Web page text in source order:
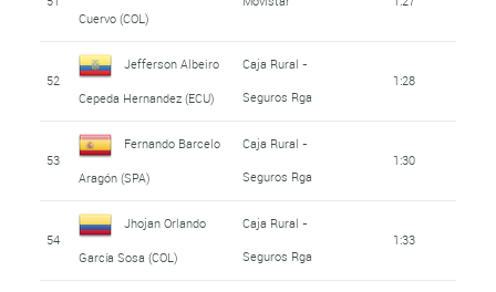
Cuervo (COL)
52
Jefferson Albeiro
Cepeda Hernandez (ECU)
Caja Rural -
Seguros Rga
1:28
53
Fernando Barcelo
Aragón (SPA)
Caja Rural -
Seguros Rga
1:30
54
Jhojan Orlando
García Sosa (COL)
Caja Rural -
Seguros Rga
1:33